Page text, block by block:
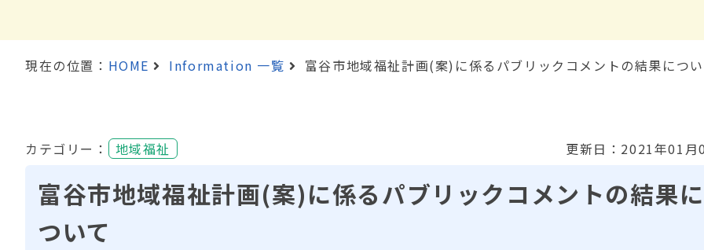
現在の位置： HOME Information 一覧 富谷市地域福祉計画(案)に係るパブリックコメントの結果につ
カテゴリー： 地域福祉 更新日：2021年01月
富谷市地域福祉計画(案)に係るパブリックコメントの結果に
ついて